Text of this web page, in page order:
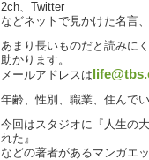
2ch、Twitter
などネットで見かけた名言
あまり長いものだと読みに
助かります。
メールアドレスは
年齢、性別、職業、住んで
今回はスタジオに『人生の
れた』
などの著者があるマンガエ